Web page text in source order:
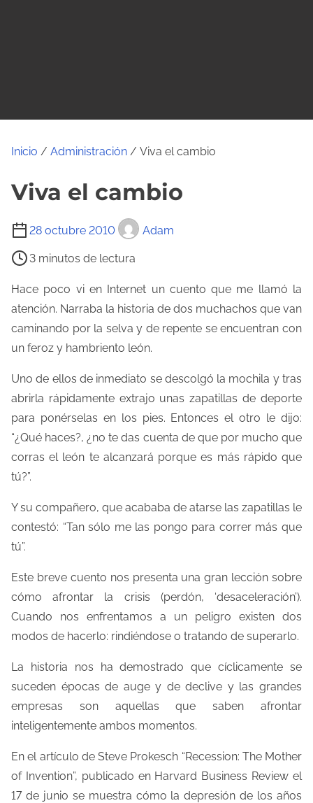
Inicio / Administración / Viva el cambio
Viva el cambio
28 octubre 2010 Adam
T
e
m
p
o
d
l
e
c
u
r
a
e
a
e
n
t
3 minutos de lectura
Hace poco vi en Internet un cuento que me llamó la
atención. Narraba la historia de dos muchachos que van
caminando por la selva y de repente se encuentran con
un feroz y hambriento león.
Uno de ellos de inmediato se descolgó la mochila y tras
abrirla rápidamente extrajo unas zapatillas de deporte
para ponérselas en los pies. Entonces el otro le dijo:
“¿Qué haces?, ¿no te das cuenta de que por mucho que
corras el león te alcanzará porque es más rápido que
tú?”.
Y su compañero, que acababa de atarse las zapatillas le
contestó: “Tan sólo me las pongo para correr más que
tú”.
Este breve cuento nos presenta una gran lección sobre
cómo afrontar la crisis (perdón, ‘desaceleración’).
Cuando nos enfrentamos a un peligro existen dos
modos de hacerlo: rindiéndose o tratando de superarlo.
La historia nos ha demostrado que cíclicamente se
suceden épocas de auge y de declive y las grandes
empresas son aquellas que saben afrontar
inteligentemente ambos momentos.
En el artículo de Steve Prokesch “Recession: The Mother
of Invention”, publicado en Harvard Business Review el
17 de junio se muestra cómo la depresión de los años